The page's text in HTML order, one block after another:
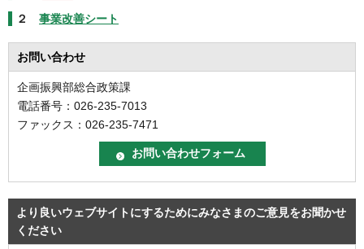
２ 事業改善シート
お問い合わせ
企画振興部総合政策課
電話番号：026-235-7013
ファックス：026-235-7471
より良いウェブサイトにするためにみなさまのご意見をお聞かせ
ください